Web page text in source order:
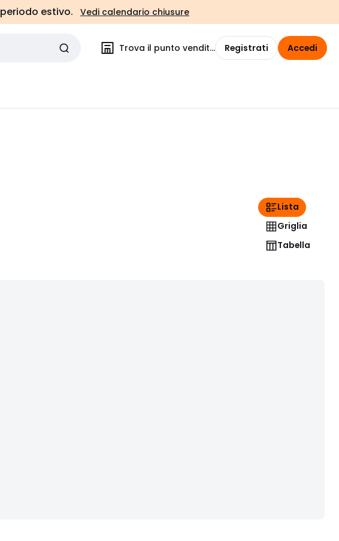
estivo. Vedi calendario chiusure
Trova il punto vendita Registrati Accedi
Lista
Griglia
Tabella